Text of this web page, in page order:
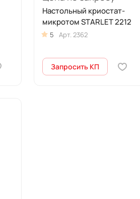
Настольный криостат-
микротом STARLET 2212
5 Арт. 2362
Запросить КП